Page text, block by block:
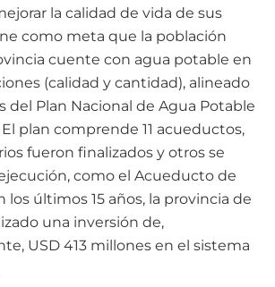
la calidad de vida de sus
como meta que la población
cuente con agua potable en
(calidad y cantidad), alineado
del Plan Nacional de Agua Potable
plan comprende 11 acueductos,
fueron finalizados y otros se
como el Acueducto de
los últimos 15 años, la provincia de
una inversión de,
USD 413 millones en el sistema